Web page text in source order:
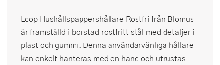
Loop Hushållspappershållare Rostfri från Blomus
är framställd i borstad rostfritt stål med detaljer i
plast och gummi. Denna användarvänliga hållare
kan enkelt hanteras med en hand och utrustas